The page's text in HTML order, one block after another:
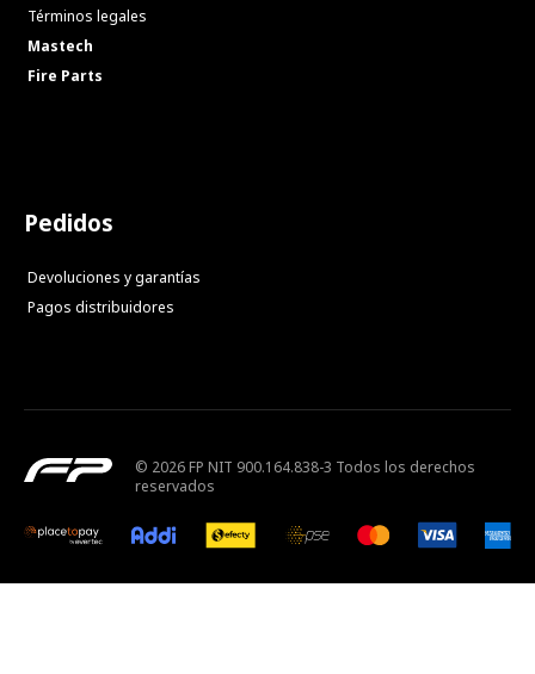
Términos legales
Mastech
Fire Parts
Pedidos
Devoluciones y garantías
Pagos distribuidores
© 2026 FP NIT 900.164.838-3 Todos los derechos
reservados